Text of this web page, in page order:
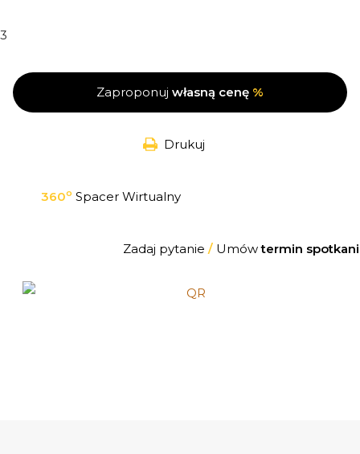
3
Zaproponuj własną cenę %
Drukuj
360o Spacer Wirtualny
Zadaj pytanie /Umówtermin